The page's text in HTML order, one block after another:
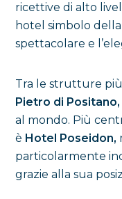
ricettive di alto
hotel simbolo
spettacolare e
Tra le strutture
Pietro di Positano,
al mondo. Più
è Hotel Poseidon,
particolarmente
grazie alla sua